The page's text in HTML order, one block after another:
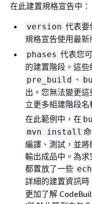
在此建置規格宣告中：
version 代表要
規格宣告使用最新
phases 代表您
的建置階段。這
pre_build 、
出。您無法變更
立更多組建階段名
在此範例中，在
mvn install
編譯、測試，並
輸出成品中。為
都置放了一些
詳細的建置資訊時
更加了解